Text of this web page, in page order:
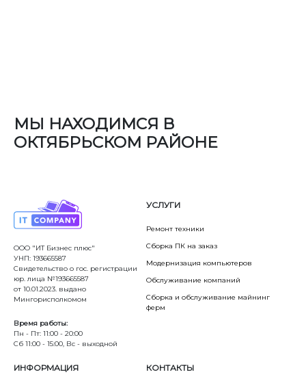
МЫ НАХОДИМСЯ В
ОКТЯБРЬСКОМ РАЙОНЕ
ООО "ИТ Бизнес плюс"
УНП: 193665587
Свидетельство о гос. регистрации
юр. лица №193665587
от 10.01.2023. выдано
Мингорисполкомом
Время работы:
Пн - Пт: 11:00 - 20:00
Сб 11:00 - 15:00, Вс - выходной
УСЛУГИ
Ремонт техники
Сборка ПК на заказ
Модернизация компьютеров
Обслуживание компаний
Сборка и обслуживание майнинг
ферм
ИНФОРМАЦИЯ КОНТАКТЫ